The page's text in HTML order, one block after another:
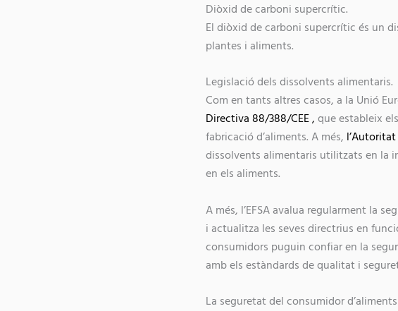
Diòxid de carboni supercrític.
El diòxid de carboni supercrític és un
plantes i aliments.
Legislació dels dissolvents alimentaris.
Com en tants altres casos, a la Unió
Directiva 88/388/CEE , que estableix
fabricació d’aliments. A més,
dissolvents alimentaris utilitzats en la
en els aliments.
A més, l’EFSA avalua regularment la
i actualitza les seves directrius en
consumidors puguin confiar en la
amb els estàndards de qualitat i
La seguretat del consumidor